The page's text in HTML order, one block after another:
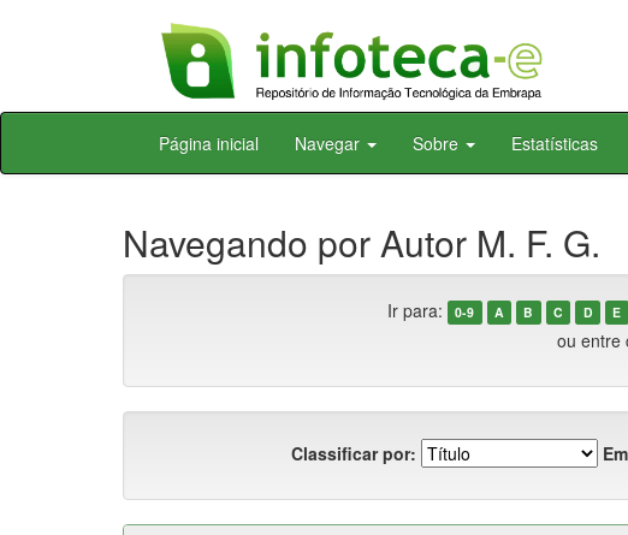
Skip
Página inicial Navegar Sobre Estatísticas
Navegando por Autor M. F. G.
Ir para: 0-9 A B C D E
ou entre
Classificar por: